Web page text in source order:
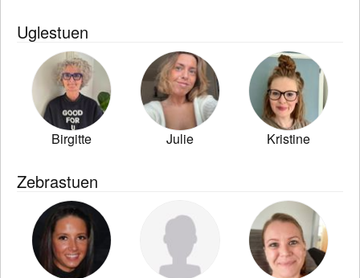
Uglestuen
Birgitte Julie Kristine
Zebrastuen